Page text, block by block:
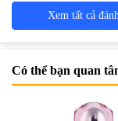
Xem tất cả
Có thể bạn quan